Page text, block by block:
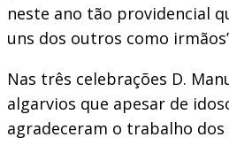
neste ano tão providencial
uns dos outros como
Nas três celebrações D.
algarvios que apesar de
agradeceram o trabalho